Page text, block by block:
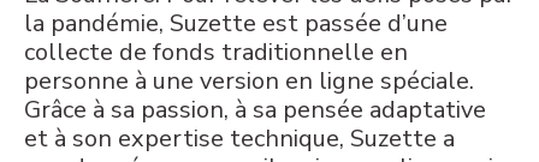
la pandémie, Suzette est passée d’une
collecte de fonds traditionnelle en
personne à une version en ligne spéciale.
Grâce à sa passion, à sa pensée adaptative
et à son expertise technique, Suzette a